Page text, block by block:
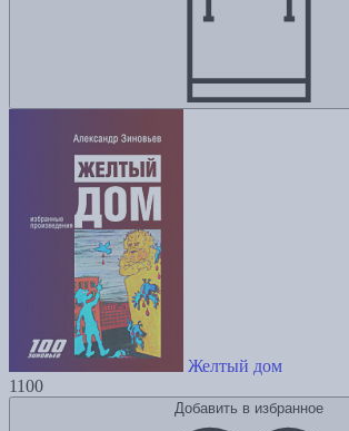
Желтый дом
1100
Добавить в избранное